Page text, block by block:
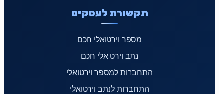
תקשורת לעסקים
מספר וירטואלי חכם
נתב וירטואלי חכם
התחברות למספר וירטואלי
התחברות לנתב וירטואלי